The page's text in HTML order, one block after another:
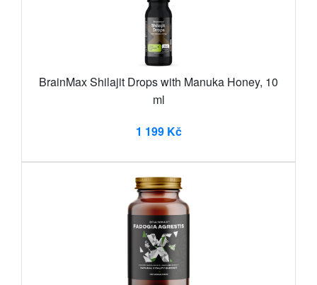
BrainMax Shilajit Drops with Manuka Honey, 10
ml
1 199 Kč